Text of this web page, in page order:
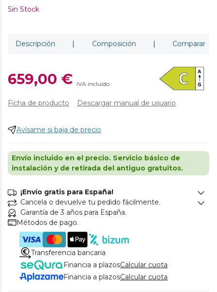
Sin Stock
Descripción | Composición | Comparar
659,00 € IVA incluido
Ficha de producto Descargar manual de usuario
Avísame si baja de precio
Envío incluido en el precio. Servicio básico de
instalación y de retirada del antiguo gratuitos.
¡Envío gratis para España!
Cancela o devuelve tu pedido fácilmente.
Garantía de 3 años para España.
Métodos de pago.
Transferencia bancaria
Financia a plazosCalcular cuota
Financia a plazosCalcular cuota